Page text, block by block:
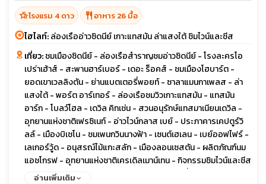
hotel_classโรงแรม 4 ดาว restaurant อาหาร 26 มื้อ
ไฮไลท์:ล่องเรืออ่าวซิดนีย์ เกาะแทสมัน ล่าแสงใต้ ชิมไวน์และชีส
เที่ยว:ชมเมืองซิดนีย์ - ล่องเรือสำราญชมอ่าวซิดนีย์ - โรงละครโอ
เปร่าเฮ้าส์ - สะพานฮาร์เบอร์ - เดอะ ร็อคส์ - ชมเมืองโฮบาร์ต -
ยอดเขาเวลลิงตัน - ย่านแบตเตอรี่พอยท์ - ซาลาแมนกาเพลส - ล่า
แสงใต้ - พอร์ต อาร์เทอร์ - ล่องเรือชมวิวเกาะแทสมัน - แทสมัน
อาร์ก - โบลว์โฮล - เดวิล คิทเช่น - สวนอนุรักษ์แทสมาเนียนเดวิล -
อุทยานแห่งชาติเฟรซิเนท์ - อ่าวไวน์กลาส เบย์ - ประภาคารเคปตูร์วิ
ลล์ - เมืองบิเชโน - ชมเพนกวินนางฟ้า - เซนต์เฮเลน - เบย์ออฟไฟร์ -
เลเกอร์วู้ด - อนุสรณ์ไม้แกะสลัก - เมืองลอนเซสตัน - ผลิตภัณฑ์นม
แอชโกรฟ - อุทยานแห่งชาติเครเดิลเมาน์เทน - กิจกรรมชิมไวน์และชีส
- ทะเลสาบโดฟ - เมืองเชฟฟิลด์ - ล่องเรือเฟอร์รี่ Spirit of
อ่านเพิ่มเติม